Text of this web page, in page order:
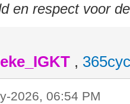
en respect voor
,
2026, 06:54 PM